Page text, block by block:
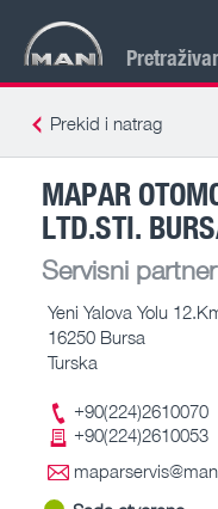
Prekid i natrag
MAPAR
LTD.STI.
Servisni partner
Yeni Yalova Yolu
16250 Bursa
Turska
+90(224)2610070
+90(224)2610053